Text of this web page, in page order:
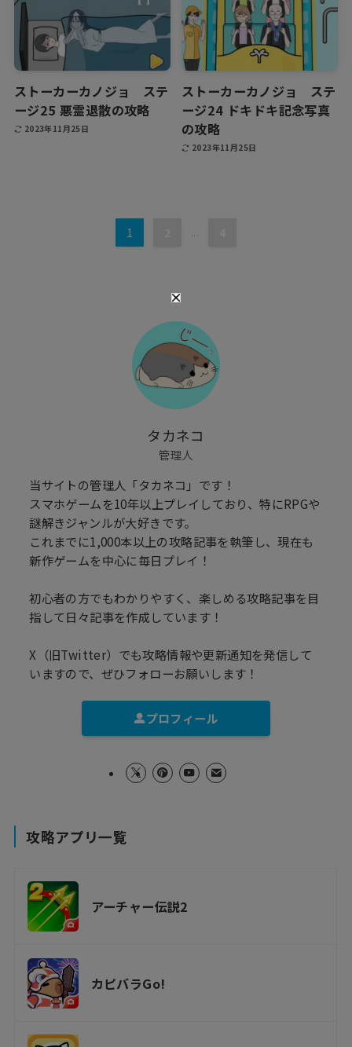
ストーカーカノジョ ステ
ージ25 悪霊退散の攻略
2023年11月25日
ストーカーカノジョ ステ
ージ24 ドキドキ記念写真
の攻略
2023年11月25日
1 ...
タカネコ
管理人
当サイトの管理人「タカネコ」です！
スマホゲームを10年以上プレイしており、特にRPGや
謎解きジャンルが大好きです。
これまでに1,000本以上の攻略記事を執筆し、現在も
新作ゲームを中心に毎日プレイ！
初心者の方でもわかりやすく、楽しめる攻略記事を目
指して日々記事を作成しています！
X（旧Twitter）でも攻略情報や更新通知を発信して
いますので、ぜひフォローお願いします！
プロフィール
攻略アプリ一覧
アーチャー伝説2
カピバラGo!